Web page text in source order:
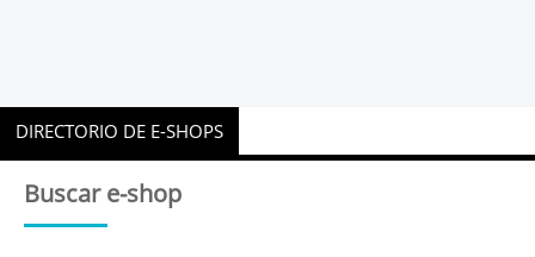
DIRECTORIO DE E-SHOPS
Buscar e-shop